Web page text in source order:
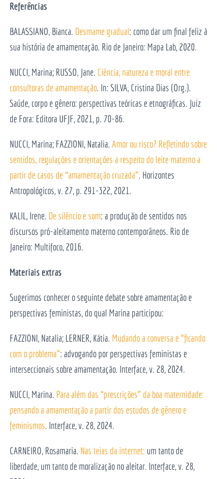
Referências
BALASSIANO, Bianca. Desmame gradual: como dar um final feliz à
sua história de amamentação. Rio de Janeiro: Mapa Lab, 2020.
NUCCI, Marina; RUSSO, Jane. Ciência, natureza e moral entre
consultoras de amamentação. In: SILVA, Cristina Dias (Org.).
Saúde, corpo e gênero: perspectivas teóricas e etnográficas. Juiz
de Fora: Editora UFJF, 2021, p. 70-86.
NUCCI, Marina; FAZZIONI, Natalia. Amor ou risco? Refletindo sobre
sentidos, regulações e orientações a respeito do leite materno a
partir de casos de “amamentação cruzada”. Horizontes
Antropológicos, v. 27, p. 291-322, 2021.
KALIL, Irene. De silêncio e som: a produção de sentidos nos
discursos pró-aleitamento materno contemporâneos. Rio de
Janeiro: Multifoco, 2016.
Materiais extras
Sugerimos conhecer o seguinte debate sobre amamentação e
perspectivas feministas, do qual Marina participou:
FAZZIONI, Natalia; LERNER, Kátia. Mudando a conversa e “ficando
com o problema”: advogando por perspectivas feministas e
interseccionais sobre amamentação. Interface, v. 28, 2024.
NUCCI, Marina. Para além das “prescrições” da boa maternidade:
pensando a amamentação a partir dos estudos de gênero e
feminismos. Interface, v. 28, 2024.
CARNEIRO, Rosamaria. Nas teias da internet: um tanto de
liberdade, um tanto de moralização no aleitar. Interface, v. 28,